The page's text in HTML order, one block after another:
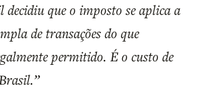
que o imposto se aplica a
de transações do que
permitido. É o custo de